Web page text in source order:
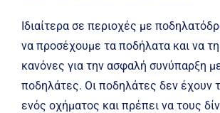
Ιδιαίτερα σε περιοχές με
να προσέχουμε τα ποδήλατα και να
κανόνες για την ασφαλή συνύπαρξη
ποδηλάτες. Οι ποδηλάτες δεν έχουν
ενός οχήματος και πρέπει να τους